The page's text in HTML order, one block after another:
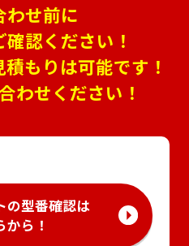
わせ前に
認ください！
もりは可能です！
わせください！
の型番確認は
から！